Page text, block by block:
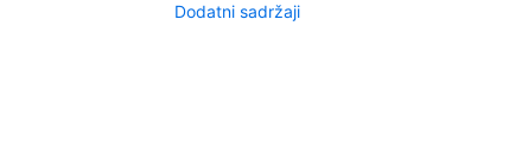
Dodatni sadržaji